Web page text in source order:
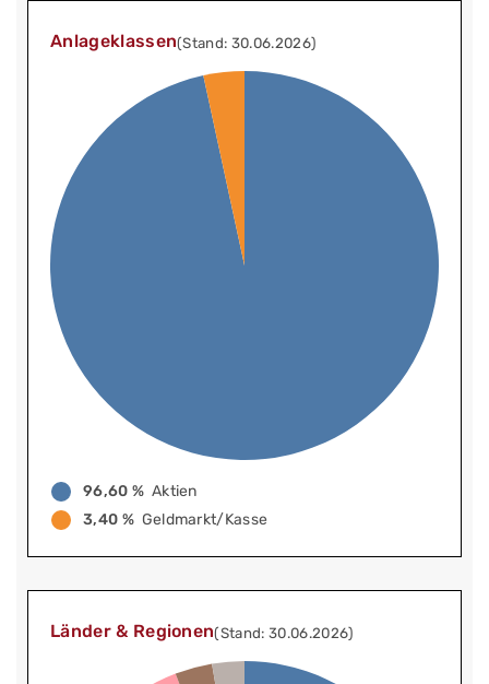
Anlageklassen(Stand: 30.06.2026)
96,60 % Aktien
3,40 % Geldmarkt/Kasse
Länder & Regionen(Stand: 30.06.2026)